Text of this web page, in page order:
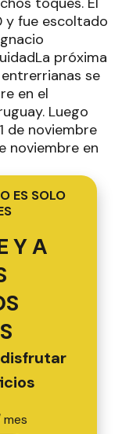
y fue escoltado
próxima
se
en el
Luego
de noviembre
noviembre en
ES SOLO
Y A
mes